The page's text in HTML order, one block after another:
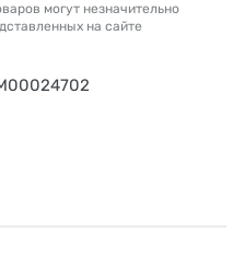
могут незначительно
на сайте